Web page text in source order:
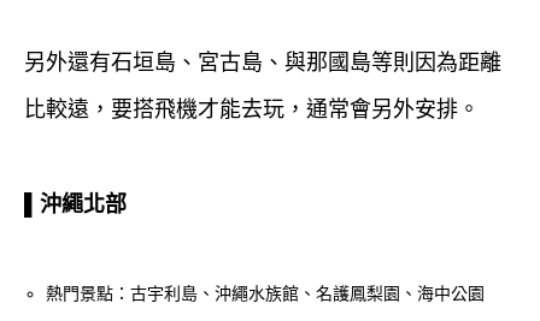
另外還有石垣島、宮古島、與那國島等則因為距離
比較遠，要搭飛機才能去玩，通常會另外安排。
▌沖繩北部
熱門景點：古宇利島、沖繩水族館、名護鳳梨園、海中公園